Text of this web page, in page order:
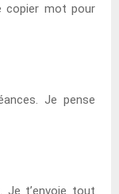
copier mot pour
Je pense
Je t’envoie tout